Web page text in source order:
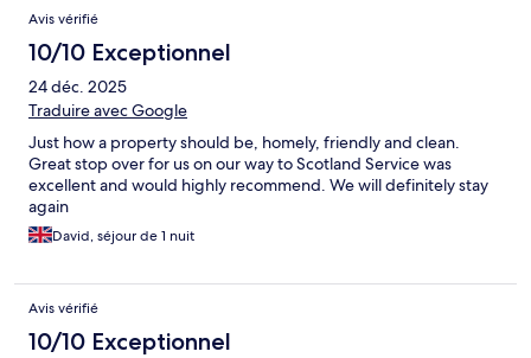
Avis vérifié
10/10 Exceptionnel
24 déc. 2025
Traduire avec Google
Just how a property should be, homely, friendly and clean.
Great stop over for us on our way to Scotland Service was
excellent and would highly recommend. We will definitely stay
again
David, séjour de 1 nuit
Avis vérifié
10/10 Exceptionnel